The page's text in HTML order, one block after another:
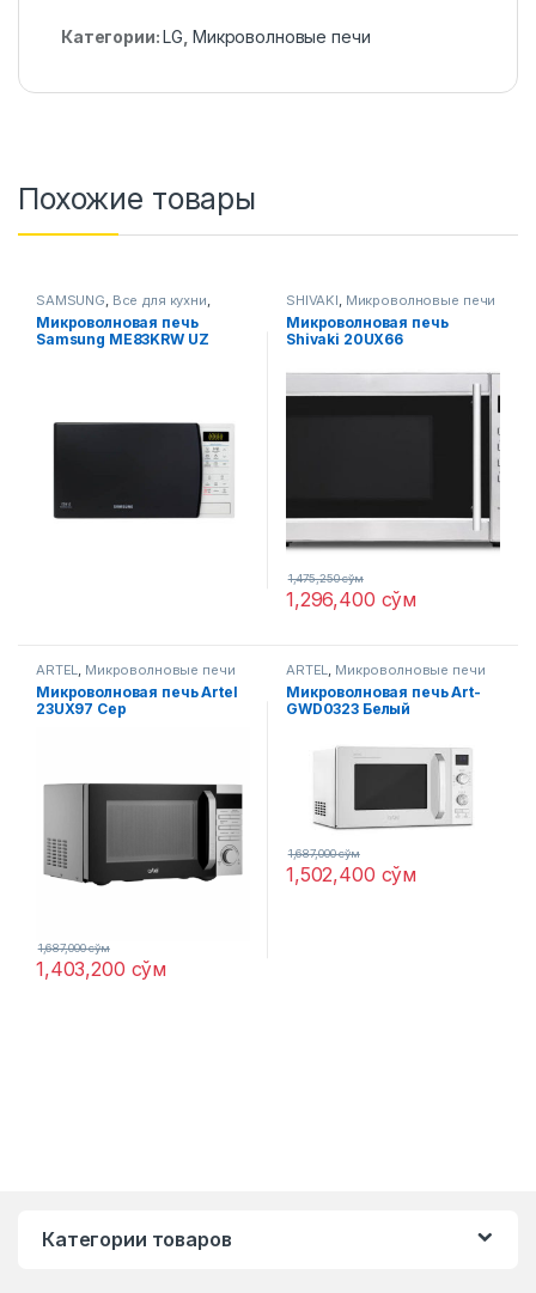
Категории:LG Микроволновые печи
Похожие товары
SAMSUNG, Все для кухни,
Микроволновые печи
Микроволновая печь
Samsung ME83KRW UZ
SHIVAKI, Микроволновые печи
Микроволновая печь
Shivaki 20UX66
1,296,400 сўм
1,475,250сўм
ARTEL, Микроволновые печи
Микроволновая печь Artel
23UX97 Сер
1,403,200 сўм
1,687,000сўм
ARTEL, Микроволновые печи
Микроволновая печь Art-
GWD0323 Белый
1,502,400 сўм
1,687,000сўм
Категории товаров